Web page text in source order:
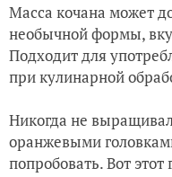
Масса кочана может
необычной формы,
Подходит для
при кулинарной
Никогда не
оранжевыми
попробовать. Вот